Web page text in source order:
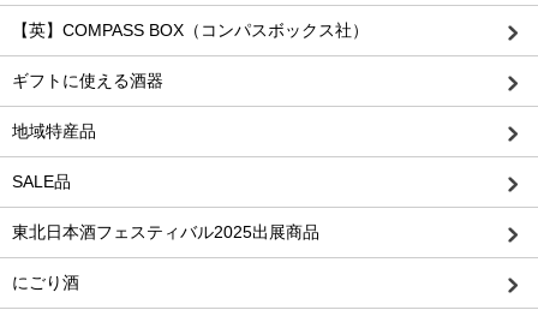
【英】COMPASS BOX（コンパスボックス社）
ギフトに使える酒器
地域特産品
SALE品
東北日本酒フェスティバル2025出展商品
にごり酒